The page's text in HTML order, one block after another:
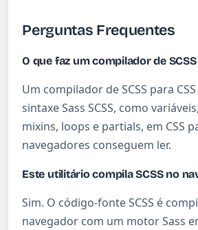
Perguntas Frequentes
O que faz um compilador de SCSS
Um compilador de SCSS para
sintaxe Sass SCSS, como
mixins, loops e partials, em CSS
navegadores conseguem ler.
Este utilitário compila SCSS no
Sim. O código-fonte SCSS é
navegador com um motor Sass